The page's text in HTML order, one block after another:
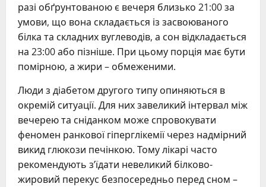
разі обґрунтованою є вечеря близько 21:00 за
умови, що вона складається із засвоюваного
білка та складних вуглеводів, а сон відкладається
на 23:00 або пізніше. При цьому порція має бути
помірною, а жири – обмеженими.
Люди з діабетом другого типу опиняються в
окремій ситуації. Для них завеликий інтервал між
вечерею та сніданком може спровокувати
феномен ранкової гіперглікемії через надмірний
викид глюкози печінкою. Тому лікарі часто
рекомендують з’їдати невеликий білково-
жировий перекус безпосередньо перед сном –